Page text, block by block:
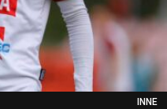
INNE